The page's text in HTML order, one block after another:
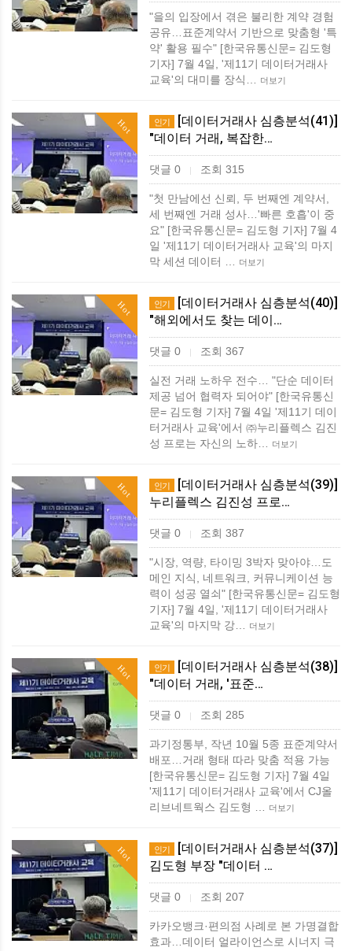
"을의 입장에서 겪은 불리한 계약 경험
공유…표준계약서 기반으로 맞춤형 '특
약' 활용 필수" [한국유통신문= 김도형
기자] 7월 4일, '제11기 데이터거래사
교육'의 대미를 장식…
더보기
Hot 인기
[데이터거래사 심층분석(41)]
"데이터 거래, 복잡한…
댓글 0 | 조회 315
"첫 만남에선 신뢰, 두 번째엔 계약서,
세 번째엔 거래 성사…'빠른 호흡'이 중
요" [한국유통신문= 김도형 기자] 7월 4
일 '제11기 데이터거래사 교육'의 마지
막 세션 데이터 …
더보기
Hot 인기
[데이터거래사 심층분석(40)]
"해외에서도 찾는 데이…
댓글 0 | 조회 367
실전 거래 노하우 전수… "단순 데이터
제공 넘어 협력자 되어야" [한국유통신
문= 김도형 기자] 7월 4일 '제11기 데이
터거래사 교육'에서 ㈜누리플렉스 김진
성 프로는 자신의 노하…
더보기
Hot 인기
[데이터거래사 심층분석(39)]
누리플렉스 김진성 프로…
댓글 0 | 조회 387
"시장, 역량, 타이밍 3박자 맞아야…도
메인 지식, 네트워크, 커뮤니케이션 능
력이 성공 열쇠" [한국유통신문= 김도형
기자] 7월 4일, '제11기 데이터거래사
교육'의 마지막 강…
더보기
Hot 인기
[데이터거래사 심층분석(38)]
"데이터 거래, '표준…
댓글 0 | 조회 285
과기정통부, 작년 10월 5종 표준계약서
배포…거래 형태 따라 맞춤 적용 가능
[한국유통신문= 김도형 기자] 7월 4일
'제11기 데이터거래사 교육'에서 CJ올
리브네트웍스 김도형 …
더보기
Hot 인기
[데이터거래사 심층분석(37)]
김도형 부장 "데이터 …
댓글 0 | 조회 207
카카오뱅크·편의점 사례로 본 가명결합
효과…데이터 얼라이언스로 시너지 극